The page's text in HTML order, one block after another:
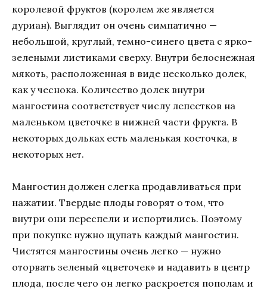
королевой фруктов (королем же является
дуриан). Выглядит он очень симпатично —
небольшой, круглый, темно-синего цвета с ярко-
зелеными листиками сверху. Внутри белоснежная
мякоть, расположенная в виде несколько долек,
как у чеснока. Количество долек внутри
мангостина соответствует числу лепестков на
маленьком цветочке в нижней части фрукта. В
некоторых дольках есть маленькая косточка, в
некоторых нет.
Мангостин должен слегка продавливаться при
нажатии. Твердые плоды говорят о том, что
внутри они переспели и испортились. Поэтому
при покупке нужно щупать каждый мангостин.
Чистятся мангостины очень легко — нужно
оторвать зеленый «цветочек» и надавить в центр
плода, после чего он легко раскроется пополам и